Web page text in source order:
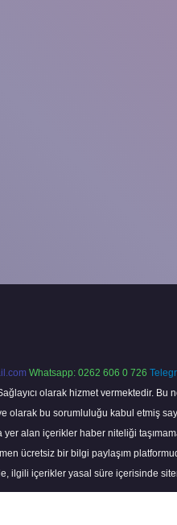
Whatsapp: 0262 606 0 726
olarak hizmet vermektedir.
olarak bu sorumluluğu kabul etmiş
yer alan içerikler haber niteliği
ücretsiz bir bilgi paylaşım
ilgili içerikler yasal süre içerisinde